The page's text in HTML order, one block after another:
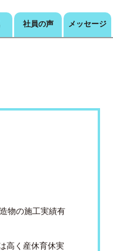
社員の声 メッセージ
物の施工実績有
高く産休育休実